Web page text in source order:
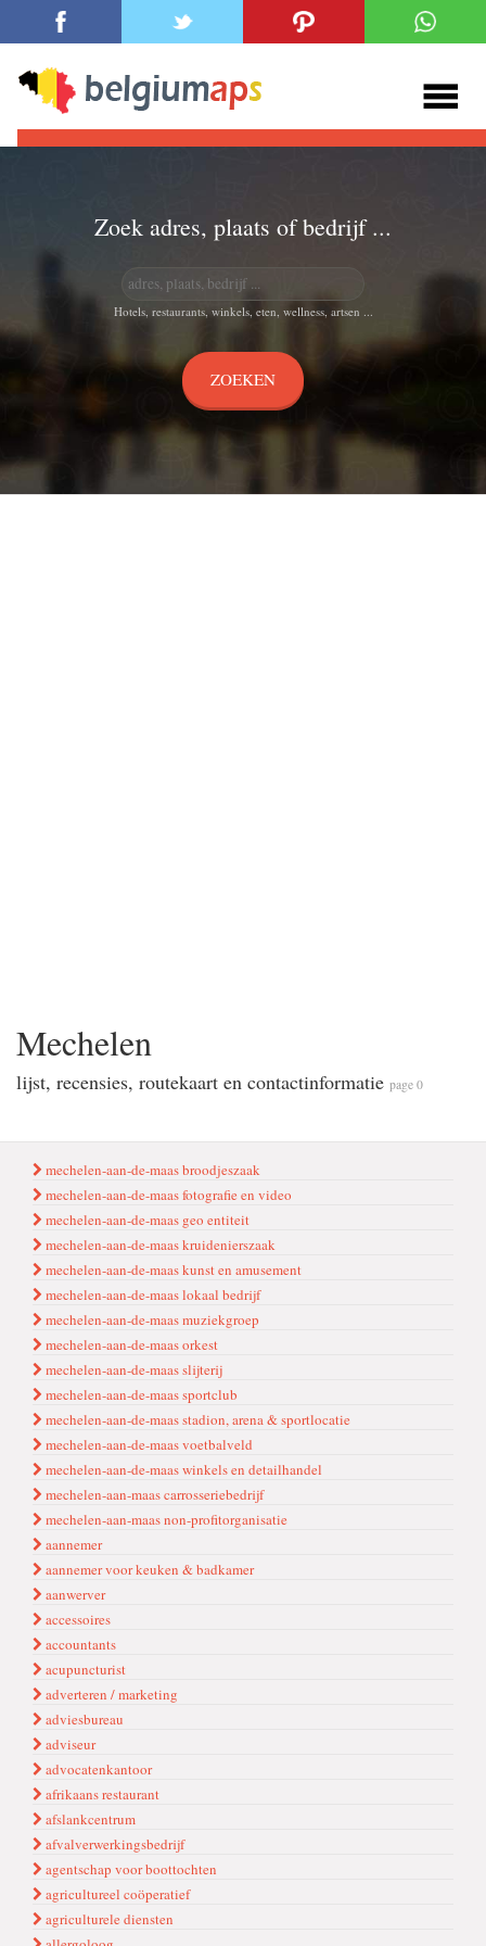
Zoek adres, plaats of bedrijf ...
Hotels, restaurants, winkels, eten, wellness, artsen ...
Mechelen
lijst, recensies, routekaart en contactinformatie page 0
mechelen-aan-de-maas broodjeszaak
mechelen-aan-de-maas fotografie en video
mechelen-aan-de-maas geo entiteit
mechelen-aan-de-maas kruidenierszaak
mechelen-aan-de-maas kunst en amusement
mechelen-aan-de-maas lokaal bedrijf
mechelen-aan-de-maas muziekgroep
mechelen-aan-de-maas orkest
mechelen-aan-de-maas slijterij
mechelen-aan-de-maas sportclub
mechelen-aan-de-maas stadion, arena & sportlocatie
mechelen-aan-de-maas voetbalveld
mechelen-aan-de-maas winkels en detailhandel
mechelen-aan-maas carrosseriebedrijf
mechelen-aan-maas non-profitorganisatie
aannemer
aannemer voor keuken & badkamer
aanwerver
accessoires
accountants
acupuncturist
adverteren / marketing
adviesbureau
adviseur
advocatenkantoor
afrikaans restaurant
afslankcentrum
afvalverwerkingsbedrijf
agentschap voor boottochten
agricultureel coöperatief
agriculturele diensten